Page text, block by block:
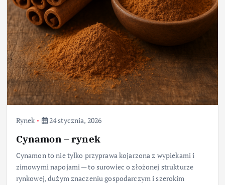
Rynek 24 stycznia, 2026
Cynamon – rynek
Cynamon to nie tylko przyprawa kojarzona z wypiekami i
zimowymi napojami — to surowiec o złożonej strukturze
rynkowej, dużym znaczeniu gospodarczym i szerokim